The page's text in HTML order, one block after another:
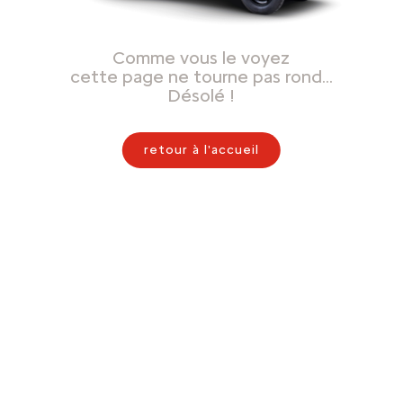
Comme vous le voyez
cette page ne tourne pas rond…
Désolé !
retour à l'accueil